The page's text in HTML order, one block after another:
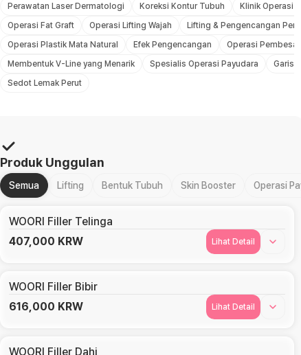
Perawatan Laser Dermatologi
Koreksi Kontur Tubuh Klinik Operasi
Operasi Fat Graft
Operasi Lifting Wajah Lifting & Pengencangan Perut
Operasi Plastik Mata Natural
Efek Pengencangan Operasi
Membentuk V-Line yang Menarik
Spesialis Operasi Payudara Garis
Sedot Lemak Perut
Produk Unggulan
Semua Lifting Bentuk Tubuh Skin Booster Operasi
WOORI Filler Telinga
407,000 KRW Lihat Detail
WOORI Filler Bibir
616,000 KRW Lihat Detail
WOORI Filler Dahi